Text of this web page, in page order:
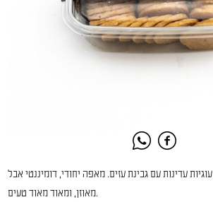
עוגיות עדינות עם גבינת עזים. מאפה יחודי, דומיננטי אבל
מאוזן, ומאוד מאוד טעים.